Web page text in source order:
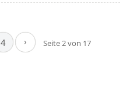
Seite 2 von 17
4
›